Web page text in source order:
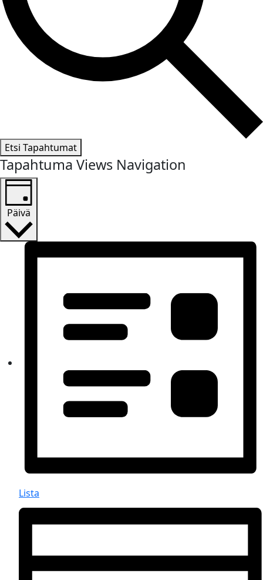
Etsi Tapahtumat
Tapahtuma Views Navigation
Päivä
Lista